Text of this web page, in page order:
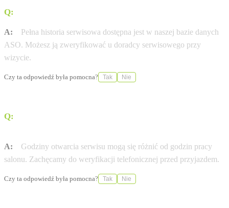
Q:
A:
Pełna historia serwisowa dostępna jest w naszej bazie danych
ASO. Możesz ją zweryfikować u doradcy serwisowego przy
wizycie.
Czy ta odpowiedź była pomocna? Tak Nie
Q:
A:
Godziny otwarcia serwisu mogą się różnić od godzin pracy
salonu. Zachęcamy do weryfikacji telefonicznej przed przyjazdem.
Czy ta odpowiedź była pomocna? Tak Nie